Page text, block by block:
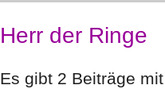
Herr der Ringe
Es gibt 2 Beiträge